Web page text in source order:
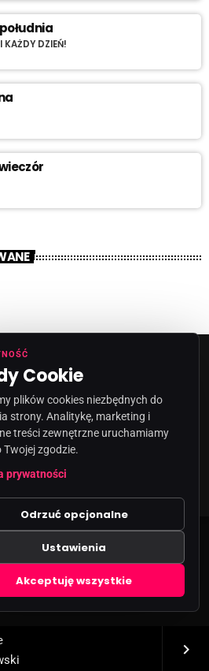
keyboard_arrow_right
KAŻDY DZIEŃ!
SPÓŁKA Z O.O
Cookie
plików cookies niezbędnych do
strony. Analitykę, marketing i
treści zewnętrzne uruchamiamy
Twojej zgodzie.
prywatności
Odrzuć opcjonalne
Ustawienia
Akceptuję wszystkie
Zgody cookies